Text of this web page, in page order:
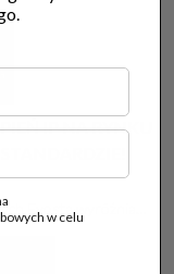
IP NA RYNKU
Evosta wyróżnia…
w celu